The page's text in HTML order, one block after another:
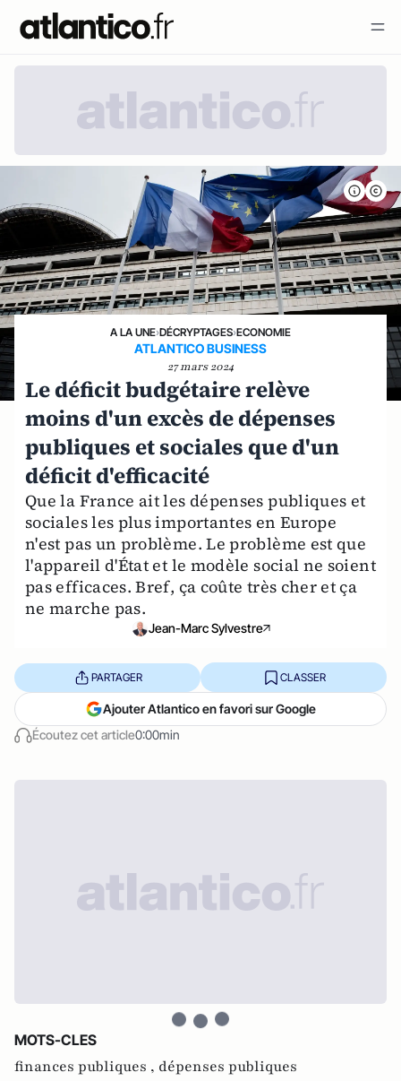
A LA UNE›DÉCRYPTAGES›ECONOMIE
ATLANTICO BUSINESS
27 mars 2024
Le déficit budgétaire relève
moins d'un excès de dépenses
publiques et sociales que d'un
déficit d'efficacité
Que la France ait les dépenses publiques et
sociales les plus importantes en Europe
n'est pas un problème. Le problème est que
l'appareil d'État et le modèle social ne soient
pas efficaces. Bref, ça coûte très cher et ça
ne marche pas.
Jean-Marc Sylvestre
Écoutez cet article0:00min
PARTAGER CLASSER
Ajouter Atlantico en favori sur Google
MOTS-CLES
finances publiques , dépenses publiques